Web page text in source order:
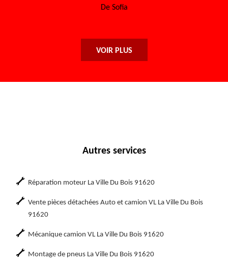
VOIR PLUS
Autres services
Réparation moteur La Ville Du Bois 91620
Vente pièces détachées Auto et camion VL La Ville Du Bois
91620
Mécanique camion VL La Ville Du Bois 91620
Montage de pneus La Ville Du Bois 91620